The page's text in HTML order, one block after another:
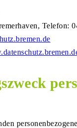
Telefon: